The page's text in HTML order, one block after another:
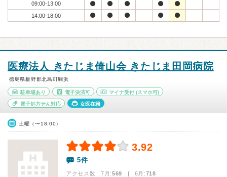
09:00-13:00
14:00-18:00
医療法人 きたじま倚山会 きたじま田岡病院
徳島県板野郡北島町鯛浜
駐車場あり 電子決済可 マイナ受付 (スマホ可)
電子処方せん対応 女医在籍
土曜（〜18:00）
3.92
5件
アクセス数 7月:569 | 6月:718